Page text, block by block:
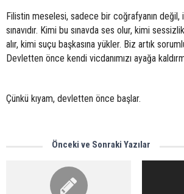
Filistin meselesi, sadece bir coğrafyanın değil,
sınavıdır. Kimi bu sınavda ses olur, kimi
alır, kimi suçu başkasına yükler. Biz artık
Devletten önce kendi vicdanımızı ayağa
Çünkü kıyam, devletten önce başlar.
Önceki ve Sonraki Yazılar